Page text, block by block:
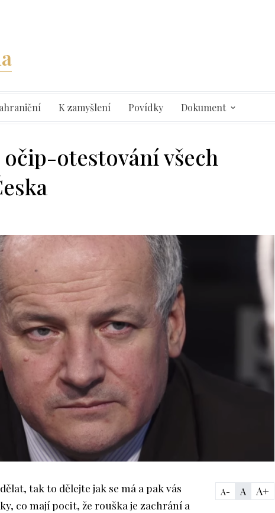
K zamyšlení Povídky Dokument
otestování všech
A- A A+
tak to dělejte jak se má a pak vás
co mají pocit, že rouška je zachrání a